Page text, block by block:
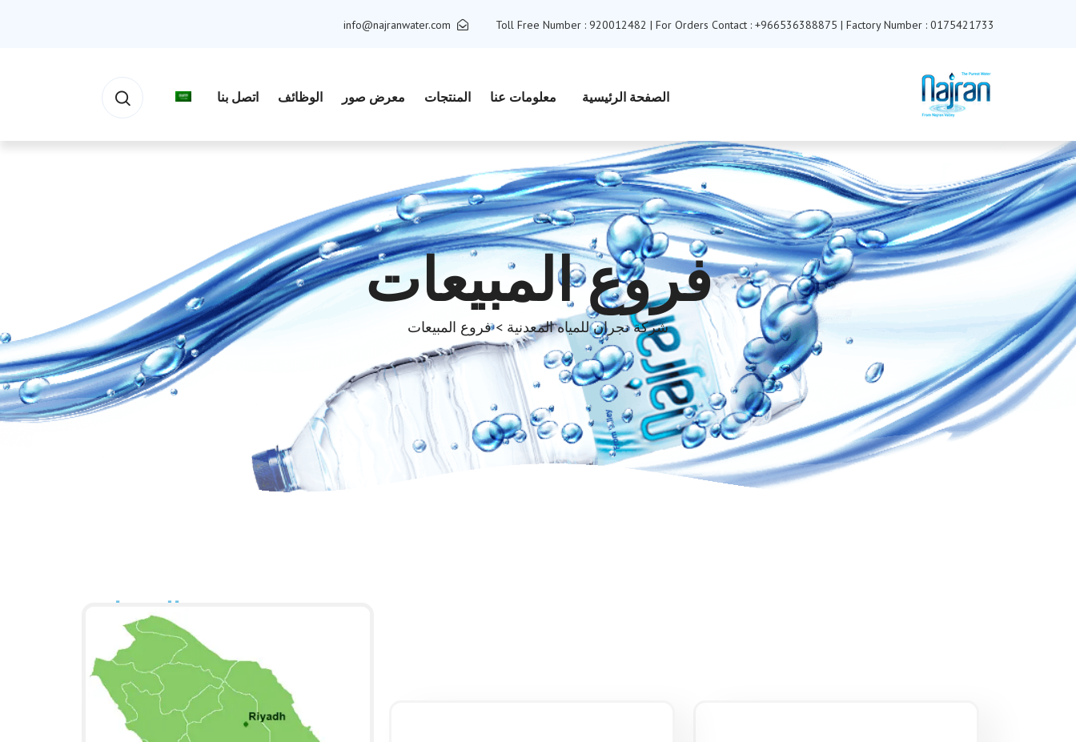
Toll Free Number : 920012482 | For Orders Contact : +966536388875 | Factory Number : 0175421733
info@najranwater.com
الصفحة الرئيسية معلومات عنا المنتجات معرض صور الوظائف اتصل بنا
فروع المبيعات
شركة نجران للمياه المعدنية > فروع المبيعات
فروع المبيعات